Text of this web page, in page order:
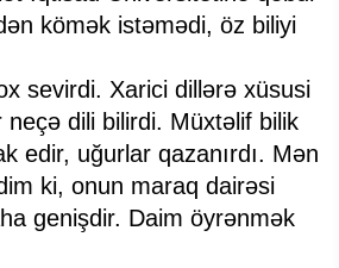
kömək istəmədi, öz biliyi
sevirdi. Xarici dillərə xüsusi
neçə dili bilirdi. Müxtəlif bilik
edir, uğurlar qazanırdı. Mən
ki, onun maraq dairəsi
genişdir. Daim öyrənmək